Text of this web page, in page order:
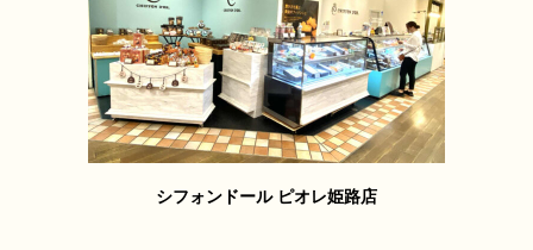
シフォンドール ピオレ姫路店